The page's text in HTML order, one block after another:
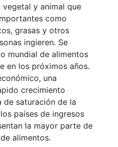
y animal que
como
grasas y otros
ingieren. Se
mundial de alimentos
en los próximos años.
una
crecimiento
saturación de la
países de ingresos
la mayor parte de
alimentos.